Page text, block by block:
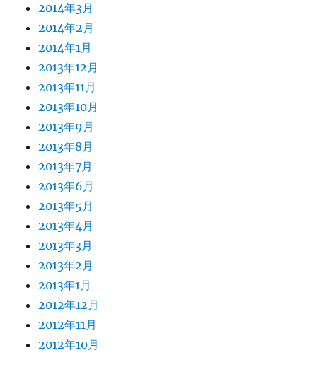
2014年3月
2014年2月
2014年1月
2013年12月
2013年11月
2013年10月
2013年9月
2013年8月
2013年7月
2013年6月
2013年5月
2013年4月
2013年3月
2013年2月
2013年1月
2012年12月
2012年11月
2012年10月